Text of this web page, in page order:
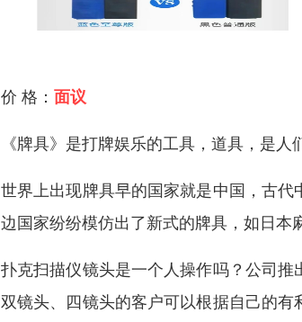
价 格： 面议
《牌具》是打牌娱乐的工具，道具，是人
世界上出现牌具早的国家就是中国，古
边国家纷纷模仿出了新式的牌具，如日本
扑克扫描仪镜头是一个人操作吗？公司
双镜头、四镜头的客户可以根据自己的